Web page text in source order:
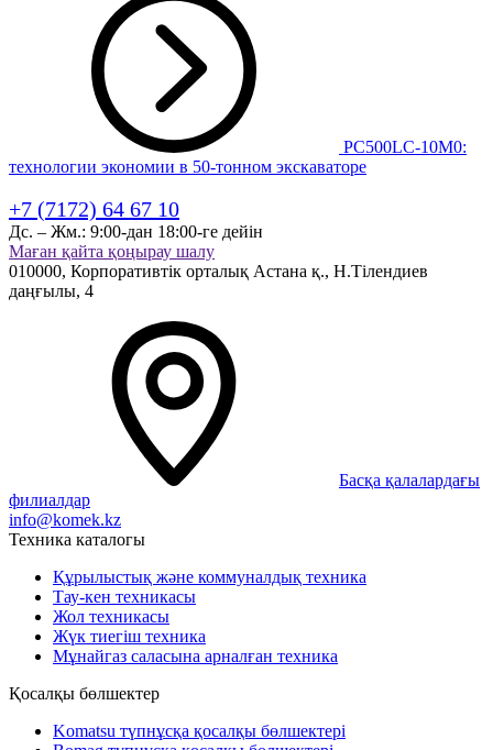
PC500LC‑10M0:
технологии экономии в 50-тонном экскаваторе
+7 (7172) 64 67 10
Дс. – Жм.: 9:00-дан 18:00-ге дейін
Маған қайта қоңырау шалу
010000, Корпоративтік орталық Астана қ., Н.Тілендиев
даңғылы, 4
Басқа қалалардағы
филиалдар
info@komek.kz
Техника каталогы
Құрылыстық және коммуналдық техника
Тау-кен техникасы
Жол техникасы
Жүк тиегіш техника
Мұнайгаз саласына арналған техника
Қосалқы бөлшектер
Komatsu түпнұсқа қосалқы бөлшектері